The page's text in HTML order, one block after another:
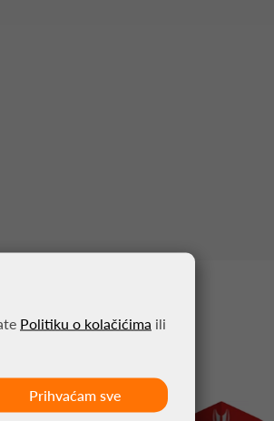
Politiku o kolačićima ili
Prihvaćam sve